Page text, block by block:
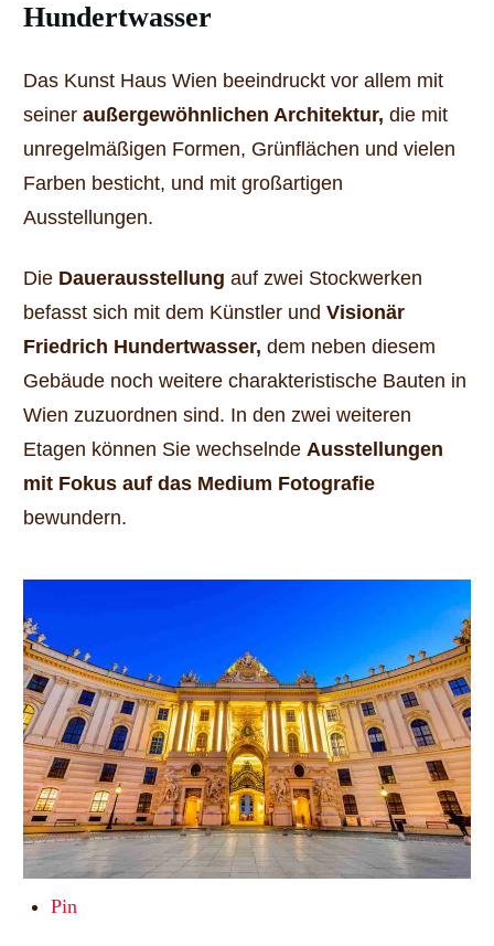
Hundertwasser
Das Kunst Haus Wien beeindruckt vor allem mit
seiner außergewöhnlichen Architektur, die mit
unregelmäßigen Formen, Grünflächen und vielen
Farben besticht, und mit großartigen
Ausstellungen.
Die Dauerausstellung auf zwei Stockwerken
befasst sich mit dem Künstler und Visionär
Friedrich Hundertwasser, dem neben diesem
Gebäude noch weitere charakteristische Bauten in
Wien zuzuordnen sind. In den zwei weiteren
Etagen können Sie wechselnde Ausstellungen
mit Fokus auf das Medium Fotografie
bewundern.
Pin